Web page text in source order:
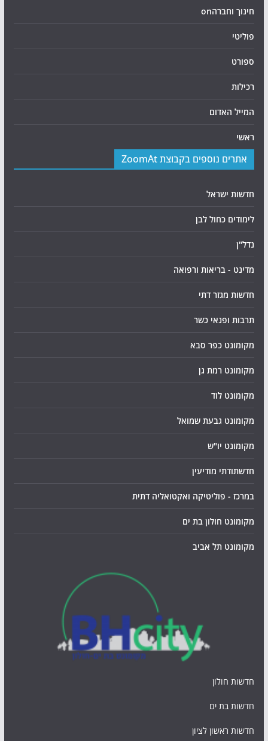
חינוך וחברהon
פוליטי
ספורט
רכילות
המייל האדום
ראשי
אתרים נוספים בקבוצת ZoomAt
חדשות ישראל
לימודים כחול לבן
נדל"ן
מדינט - בריאות ורפואה
חדשות מגזר דתי
תרבות ופנאי כשר
מקומונט כפר סבא
מקומונט רמת גן
מקומונט לוד
מקומונט גבעת שמואל
מקומונט יו"ש
חדשתודתי מודיעין
במרכז - פוליטיקה ואקטואליה דתית
מקומונט חולון בת ים
מקומונט תל אביב
חדשות חולון
חדשות בת ים
חדשות ראשון לציון